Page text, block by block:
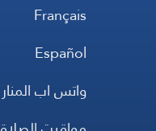
Français
Español
واتس اب المنار